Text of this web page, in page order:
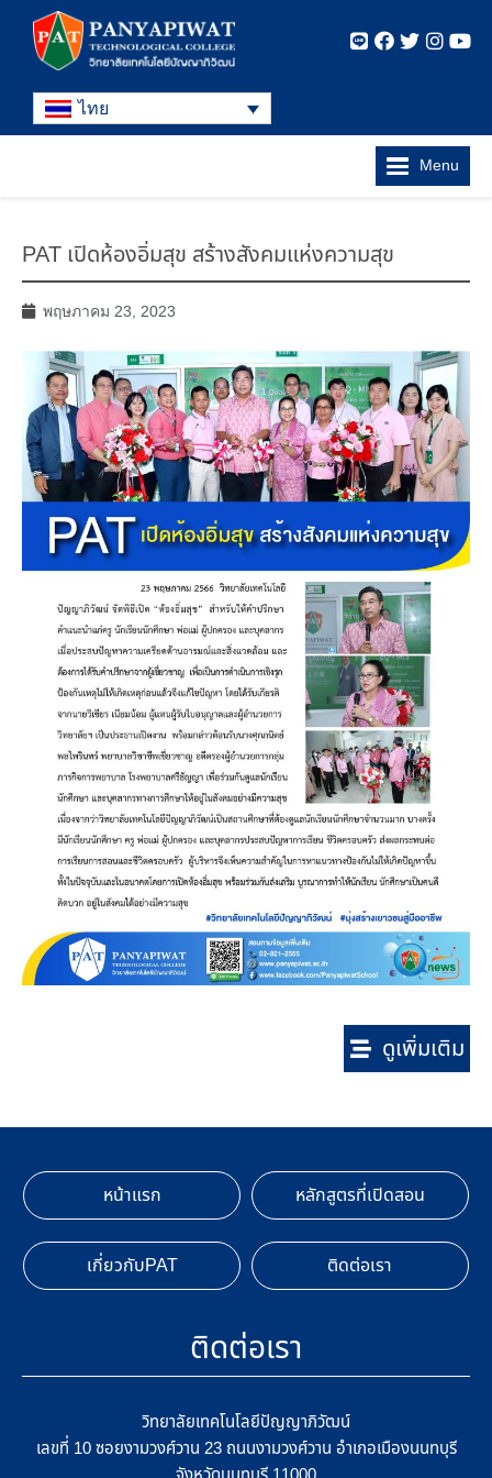
ไทย
Menu
PAT เปิดห้องอิ่มสุข สร้างสังคมแห่งความสุข
พฤษภาคม 23, 2023
ดูเพิ่มเติม
หน้าแรก หลักสูตรที่เปิดสอน
เกี่ยวกับPAT ติดต่อเรา
ติดต่อเรา
วิทยาลัยเทคโนโลยีปัญญาภิวัฒน์
เลขที่ 10 ซอยงามวงศ์วาน 23 ถนนงามวงศ์วาน อำเภอเมืองนนทบุรี